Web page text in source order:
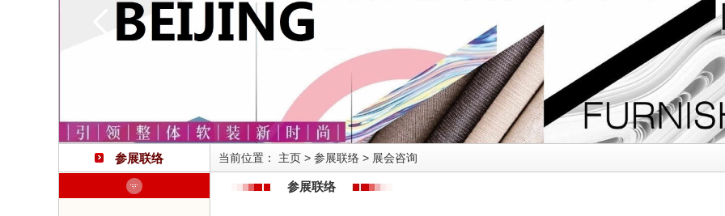
参展联络 当前位置： 主页 > 参展联络 > 展会咨询
参展联络